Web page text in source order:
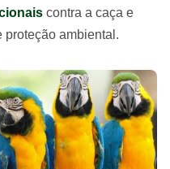
contra a caça e
ambiental.